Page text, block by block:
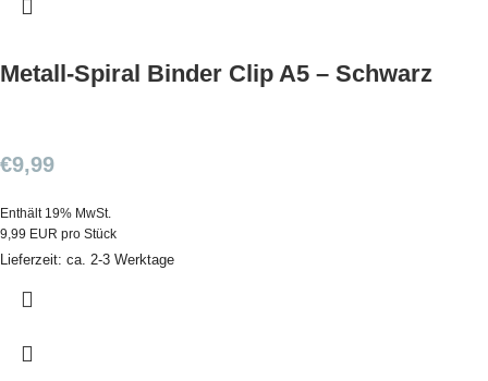
Metall-Spiral Binder Clip A5 – Schwarz
€9,99
Enthält 19% MwSt.
9,99 EUR pro Stück
Lieferzeit: ca. 2-3 Werktage